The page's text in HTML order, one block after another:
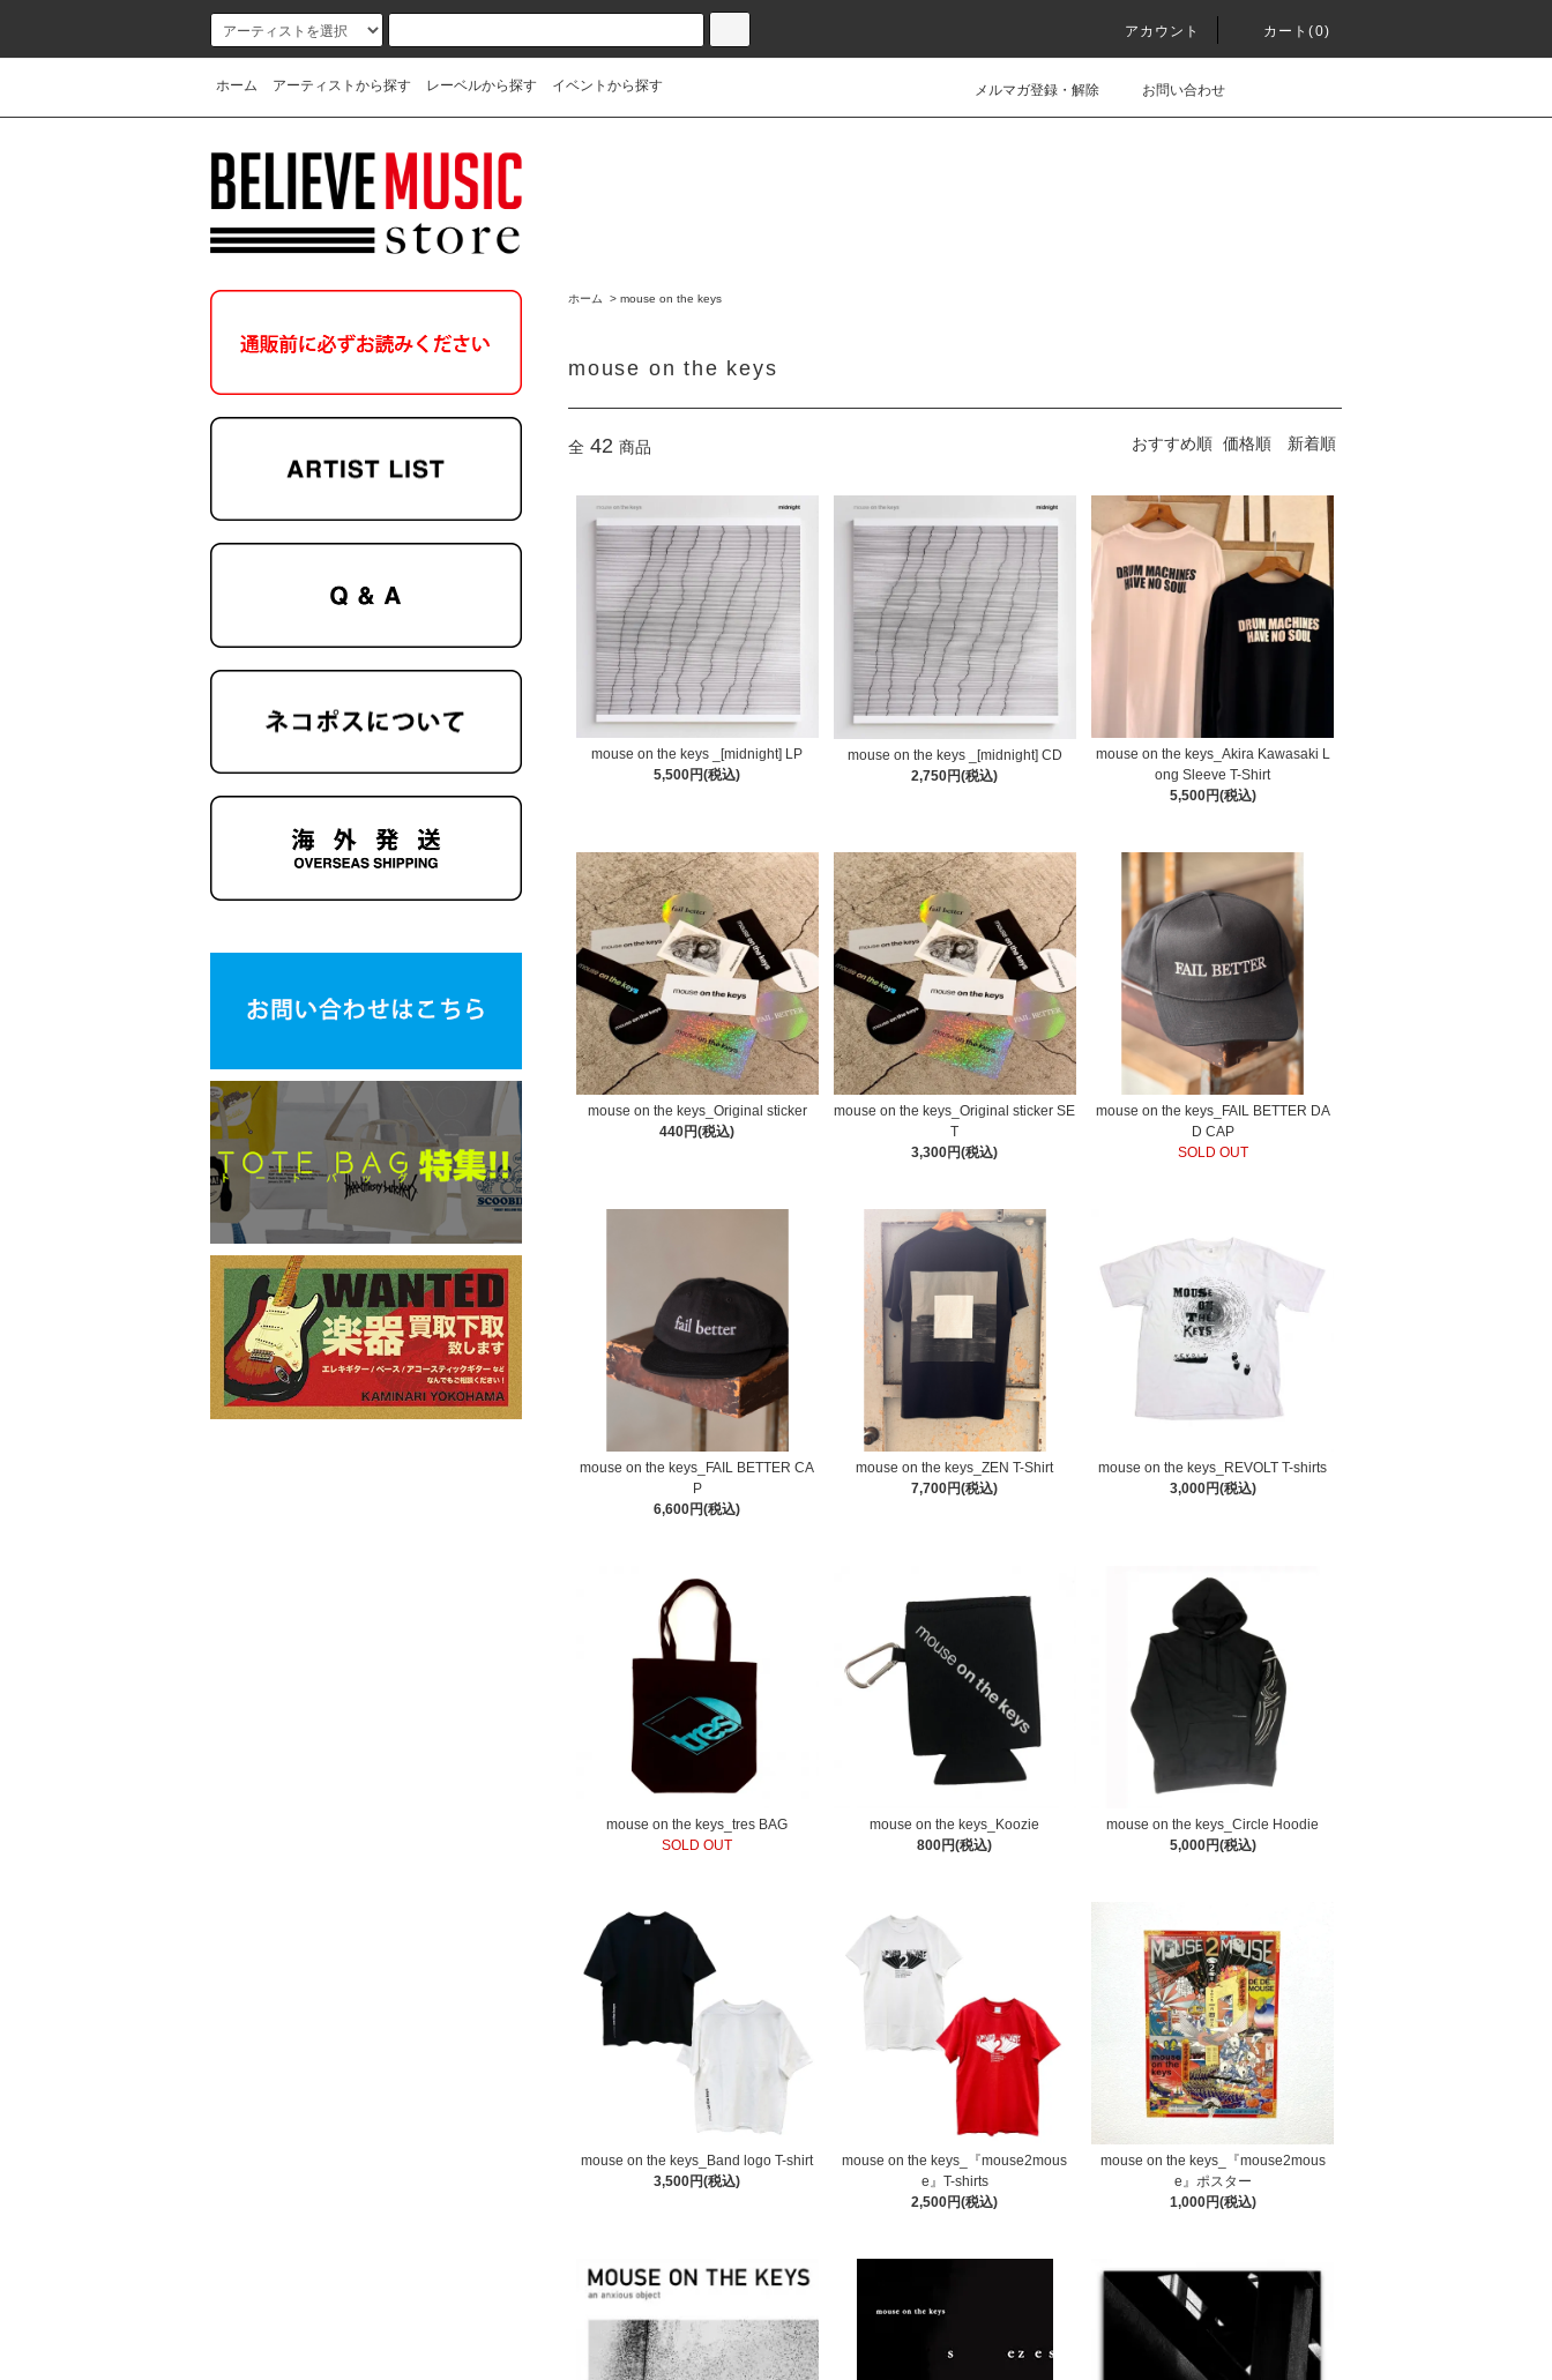
アカウント カート(0)
ホーム アーティストから探す レーベルから探す イベントから探す メルマガ登録・解除 お問い合わせ
ホーム > mouse on the keys
mouse on the keys
全 42 商品 おすすめ順 価格順 新着順
mouse on the keys _[midnight] LP
5,500円(税込)
mouse on the keys _[midnight] CD
2,750円(税込)
mouse on the keys_Akira Kawasaki L
ong Sleeve T-Shirt
5,500円(税込)
mouse on the keys_Original sticker
440円(税込)
mouse on the keys_Original sticker SE
T
3,300円(税込)
mouse on the keys_FAIL BETTER DA
D CAP
SOLD OUT
mouse on the keys_FAIL BETTER CA
P
6,600円(税込)
mouse on the keys_ZEN T-Shirt
7,700円(税込)
mouse on the keys_REVOLT T-shirts
3,000円(税込)
mouse on the keys_tres BAG
SOLD OUT
mouse on the keys_Koozie
800円(税込)
mouse on the keys_Circle Hoodie
5,000円(税込)
mouse on the keys_Band logo T-shirt
3,500円(税込)
mouse on the keys_『mouse2mous
e』T-shirts
2,500円(税込)
mouse on the keys_『mouse2mous
e』ポスター
1,000円(税込)